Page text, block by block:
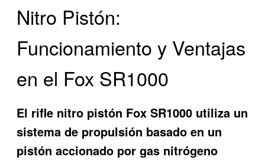
Nitro Pistón:
Funcionamiento y Ventajas
en el Fox SR1000
El rifle nitro pistón Fox SR1000 utiliza un
sistema de propulsión basado en un
pistón accionado por gas nitrógeno